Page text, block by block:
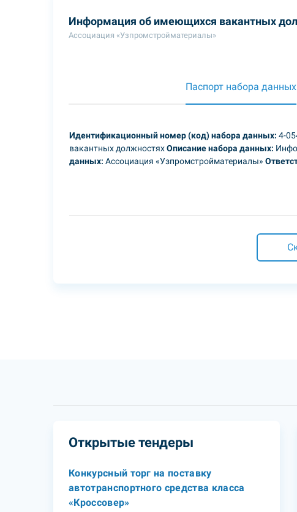
Информация об имеющихся вакантных
Ассоциация «Узпромстройматериалы»
Паспорт набора данных
Идентификационный номер (код) набора данных: 4-
вакантных должностяхОписание набора данных:
данных: Ассоциация «Узпромстройматериалы»
Открытые тендеры
Конкурсный торг на поставку
автотранспортного средства класса
«Кроссовер»